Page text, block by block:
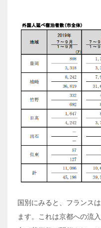
国別にみると、フランス
ます。これは京都への流